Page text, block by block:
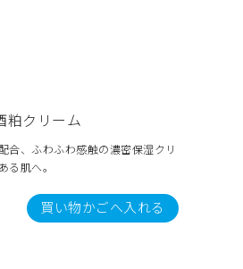
クリーム
合、ふわふわ感触の濃密保湿クリ
る肌へ。
買い物かごへ入れる